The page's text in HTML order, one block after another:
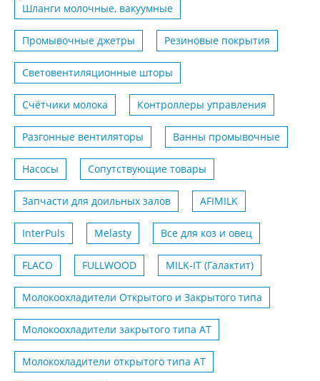
Шланги молочные, вакуумные
Промывочные джетры Резиновые покрытия
Световентиляционные шторы
Счётчики молока Контроллеры управления
Разгонные вентиляторы Ванны промывочные
Насосы Сопутствующие товары
Запчасти для доильных залов AFIMILK
InterPuls Melasty Все для коз и овец
FLACO FULLWOOD MILK-IT (Галактит)
Молокоохладители Открытого и Закрытого типа
Молокоохладители закрытого типа АТ
Молокохладители открытого типа АТ